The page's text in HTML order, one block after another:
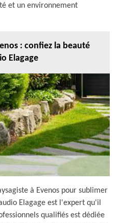
et un environnement
: confiez la beauté
Elagage
à Evenos pour sublimer
Elagage est l'expert qu'il
qualifiés est dédiée